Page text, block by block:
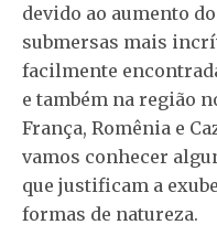
devido ao aumento
submersas mais
facilmente
e também na região
França, Romênia e
vamos conhecer
que justificam a
formas de natureza.